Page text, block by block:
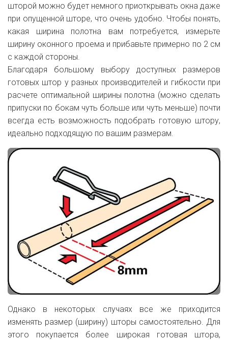
шторой можно будет немного приоткрывать окна даже
при опущенной шторе, что очень удобно. Чтобы понять,
какая ширина полотна вам потребуется, измерьте
ширину оконного проема и прибавьте примерно по 2 см
с каждой стороны.
Благодаря большому выбору доступных размеров
готовых штор у разных производителей и гибкости при
расчете оптимальной ширины полотна (можно сделать
припуски по бокам чуть больше или чуть меньше) почти
всегда есть возможность подобрать готовую штору,
идеально подходящую по вашим размерам.
Однако в некоторых случаях все же приходится
изменять размер (ширину) шторы самостоятельно. Для
этого покупается более широкая готовая штора,